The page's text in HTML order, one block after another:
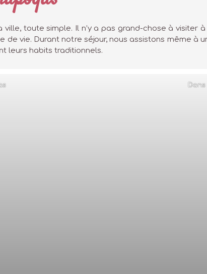
toute simple. Il n’y a pas grand-chose à visiter
de vie. Durant notre séjour, nous assistons même à
leurs habits traditionnels.